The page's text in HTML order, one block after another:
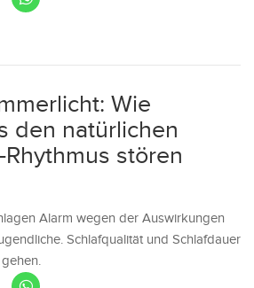
Wie
den natürlichen
stören
Alarm wegen der Auswirkungen
Schlafqualität und Schlafdauer